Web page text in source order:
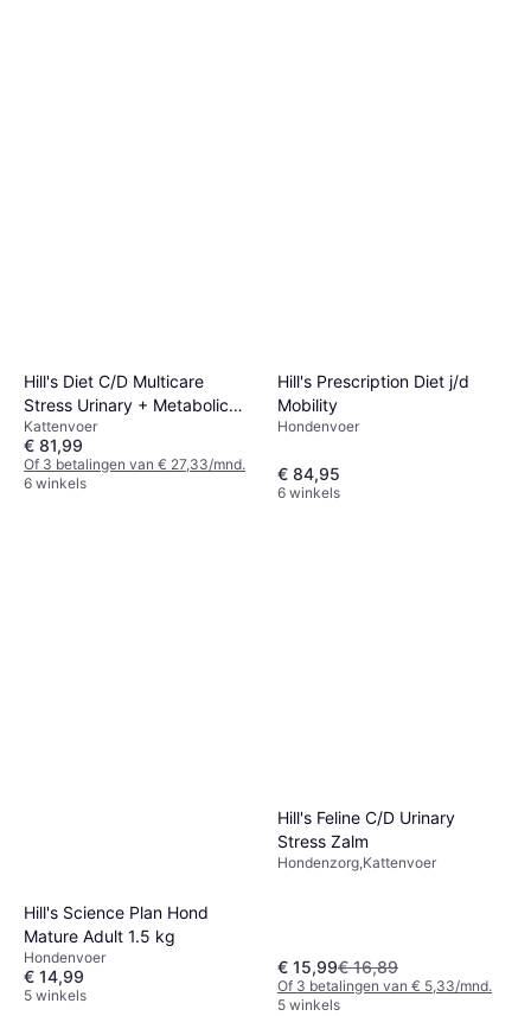
Hill's Diet C/D Multicare
Stress Urinary + Metabolic
Cat Food with Chicken
Kattenvoer
€ 81,99
Of 3 betalingen van € 27,33/mnd.
6 winkels
Hill's Prescription Diet j/d
Mobility
Hondenvoer
€ 84,95
6 winkels
Hill's Science Plan Hond
Mature Adult 1.5 kg
Hondenvoer
€ 14,99
5 winkels
Hill's Feline C/D Urinary
Stress Zalm
Hondenzorg,Kattenvoer
€ 15,99€ 16,89
Of 3 betalingen van € 5,33/mnd.
5 winkels